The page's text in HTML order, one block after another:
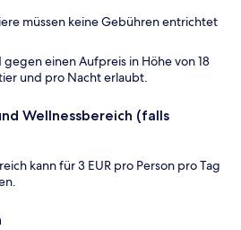
müssen keine Gebühren entrichtet
gegen einen Aufpreis in Höhe von 18
und pro Nacht erlaubt.
Wellnessbereich (falls
kann für 3 EUR pro Person pro Tag